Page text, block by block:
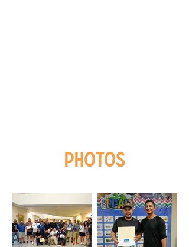
PHOTOS